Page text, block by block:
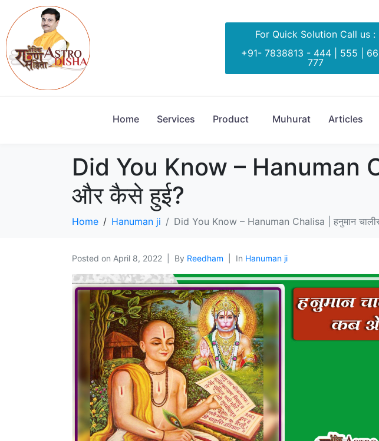
For Quick Solution Call us :
+91- 7838813 - 444 | 555 |
777
Home Services Product Muhurat Articles
Did You Know – Hanuman
और कैसे हुई?
Home Hanuman ji Did You Know – Hanuman Chalisa | हनुमान
Posted on April 8, 2022 By Reedham In Hanuman ji